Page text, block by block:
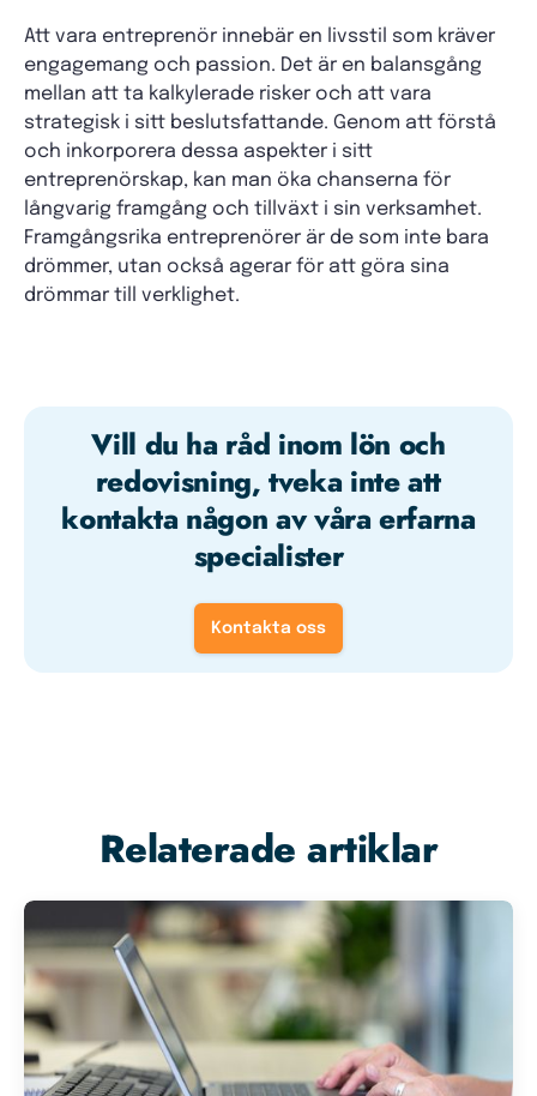
Att vara entreprenör innebär en livsstil som kräver
engagemang och passion. Det är en balansgång
mellan att ta kalkylerade risker och att vara
strategisk i sitt beslutsfattande. Genom att förstå
och inkorporera dessa aspekter i sitt
entreprenörskap, kan man öka chanserna för
långvarig framgång och tillväxt i sin verksamhet.
Framgångsrika entreprenörer är de som inte bara
drömmer, utan också agerar för att göra sina
drömmar till verklighet.
Vill du ha råd inom lön och
redovisning, tveka inte att
kontakta någon av våra erfarna
specialister
Kontakta oss
Relaterade artiklar